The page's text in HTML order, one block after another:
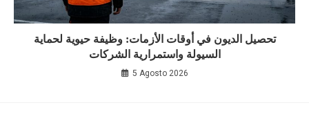
تحصيل الديون في أوقات الأزمات: وظيفة حيوية لحماية
السيولة واستمرارية الشركات
5 Agosto 2026